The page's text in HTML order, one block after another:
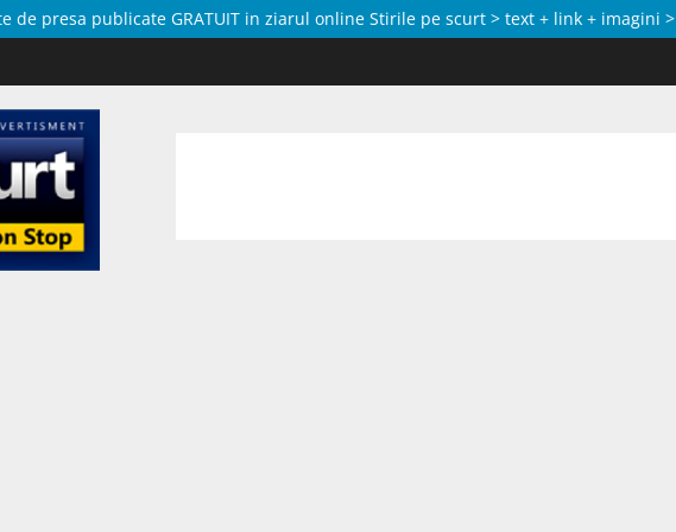
de presa publicate GRATUIT in ziarul online Stirile pe scurt > text + link + imagini >